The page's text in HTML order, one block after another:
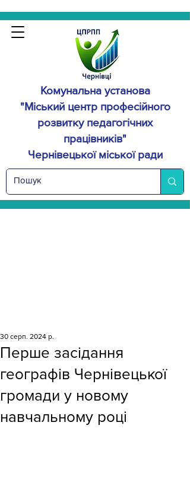
Комунальна установа
"Міський центр професійного
розвитку педагогічних
працівників"
Чернівецької міської ради
Перше засідання
географів Чернівецької
громади у новому
навчальному році
30 серп. 2024 р.